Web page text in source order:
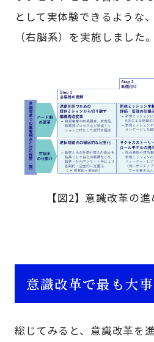
として実体験できるような
（右脳系）を実施しました。
【図2】意識改革の
意識改革で最も大
総じてみると、意識改革を